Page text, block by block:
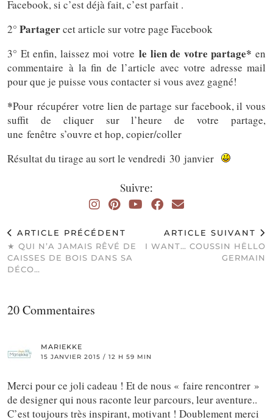
Facebook, si c’est déjà fait, c’est parfait .
2° Partagercet article sur votre page Facebook
3° Et enfin, laissez moi votre le lien de votre partage* en
commentaire à la fin de l’article avec votre adresse mail
pour que je puisse vous contacter si vous avez gagné!
*Pour récupérer votre lien de partage sur facebook, il vous
suffit de cliquer sur l’heure de votre partage,
une fenêtre s’ouvre et hop, copier/coller
Résultat du tirage au sort le vendredi 30 janvier
Suivre:
ARTICLE PRÉCÉDENT
★ QUI N’A JAMAIS RÊVÉ DE
CAISSES DE BOIS DANS SA
DÉCO…
ARTICLE SUIVANT
I WANT… COUSSIN HËLLO
GERMAIN
20 Commentaires
MARIEKKE
15 JANVIER 2015 / 12 H 59 MIN
Merci pour ce joli cadeau ! Et de nous « faire rencontrer »
de designer qui nous raconte leur parcours, leur aventure..
C’est toujours très inspirant, motivant ! Doublement merci